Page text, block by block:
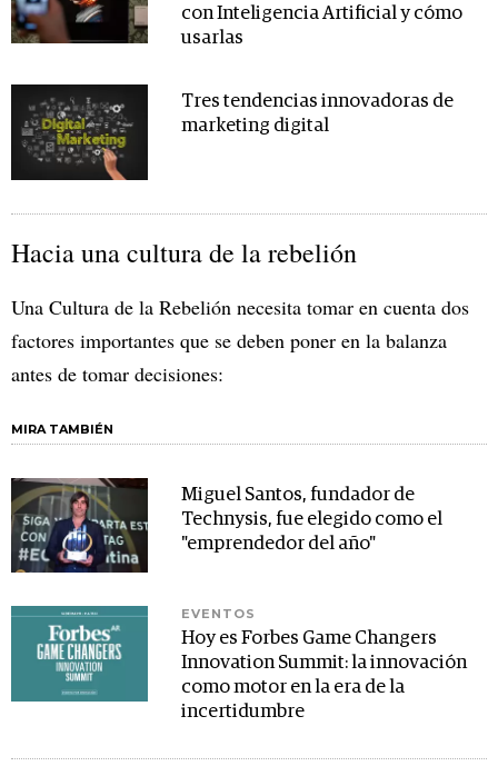
con Inteligencia Artificial y cómo
usarlas
Tres tendencias innovadoras de
marketing digital
Hacia una cultura de la rebelión
Una Cultura de la Rebelión necesita tomar en cuenta dos
factores importantes que se deben poner en la balanza
antes de tomar decisiones:
MIRA TAMBIÉN
Miguel Santos, fundador de
Technysis, fue elegido como el
"emprendedor del año"
EVENTOS
Hoy es Forbes Game Changers
Innovation Summit: la innovación
como motor en la era de la
incertidumbre